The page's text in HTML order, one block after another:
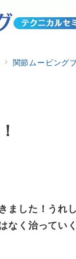
関節ムービング
ました！うれし
なく治ってい